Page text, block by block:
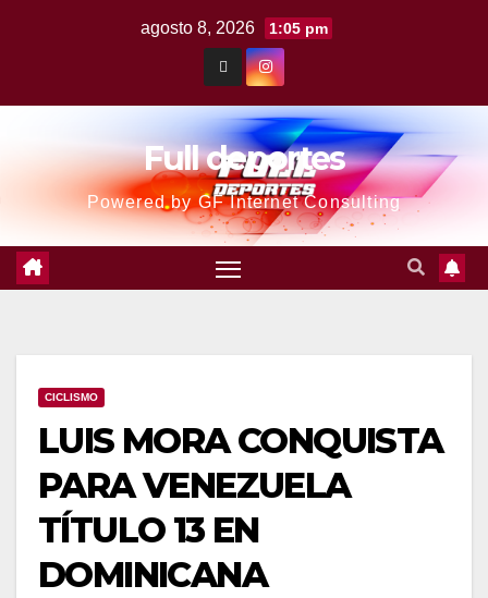
agosto 8, 2026 1:05 pm
Full deportes
Powered by GF Internet Consulting
CICLISMO
LUIS MORA CONQUISTA
PARA VENEZUELA
TÍTULO 13 EN
DOMINICANA